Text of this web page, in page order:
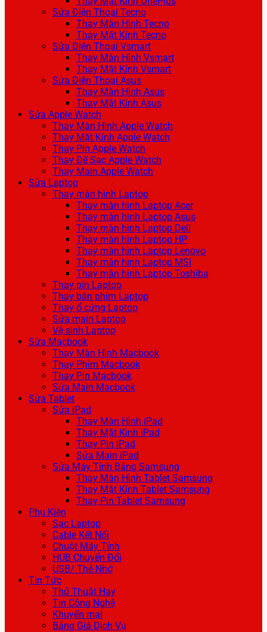
Sửa Điện Thoại Tecno
Thay Màn Hình Tecno
Thay Mặt Kính Tecno
Sửa Điện Thoại Vsmart
Thay Màn Hình Vsmart
Thay Mặt Kính Vsmart
Sửa Điện Thoại Asus
Thay Màn Hình Asus
Thay Mặt Kính Asus
Sửa Apple Watch
Thay Màn Hình Apple Watch
Thay Mặt Kính Apple Watch
Thay Pin Apple Watch
Thay Đế Sạc Apple Watch
Thay Main Apple Watch
Sửa Laptop
Thay màn hình Laptop
Thay màn hình Laptop Acer
Thay màn hình Laptop Asus
Thay màn hình Laptop Dell
Thay màn hình Laptop HP
Thay màn hình Laptop Lenovo
Thay màn hình Laptop MSI
Thay màn hình Laptop Toshiba
Thay pin Laptop
Thay bàn phím Laptop
Thay ổ cứng Laptop
Sửa main Laptop
Vệ sinh Laptop
Sửa Macbook
Thay Màn Hình Macbook
Thay Phím Macbook
Thay Pin Macbook
Sửa Main Macbook
Sửa Tablet
Sửa iPad
Thay Màn Hình iPad
Thay Mặt Kính iPad
Thay Pin iPad
Sửa Main iPad
Sửa Máy Tính Bảng Samsung
Thay Màn Hình Tablet Samsung
Thay Mặt Kính Tablet Samsung
Thay Pin Tablet Samsung
Phụ Kiện
Sạc Laptop
Cable Kết Nối
Chuột Máy Tính
HUB Chuyển Đổi
USB/ Thẻ Nhớ
Tin Tức
Thủ Thuật Hay
Tin Công Nghệ
Khuyến mại
Bảng Giá Dịch Vụ